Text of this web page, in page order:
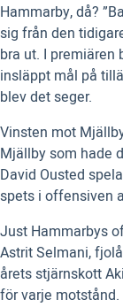
Hammarby, då?
sig från den
bra ut. I
insläppt mål på
blev det seger.
Vinsten mot
Mjällby som hade
David Ousted
spets i offensiven
Just Hammarbys
Astrit Selmani,
årets stjärnskott
för varje